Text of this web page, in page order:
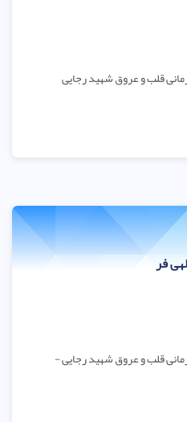
قلب و عروق شهید رجایی
فر
قلب و عروق شهید رجایی -